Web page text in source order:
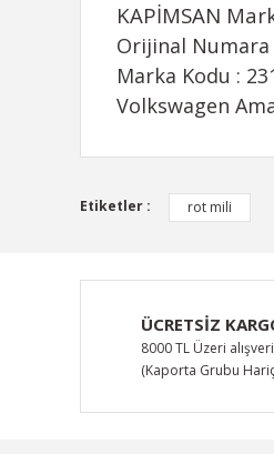
KAPİMSAN
Orijinal Numara
Marka Kodu :
Volkswagen
Bu ürünün fiyat bilgisi,
Görüş ve önerileriniz
Ürün resmi
Ürün
Ürün bilgilerinde
Ürün fiyatı diğer
Etiketler : rot mili
ÜCRETSİZ
8000 TL Üzeri
(Kaporta Grubu